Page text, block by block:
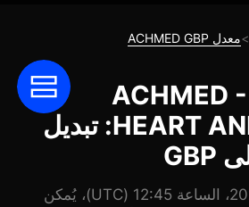
>معدل ACHMED GBP
حاسبة تبديل ACHMED -
HEART AND SOL GBP: تبديل
اعتباراً من 20-10-2025، الساعة 12:45 (UTC)، يُمكن